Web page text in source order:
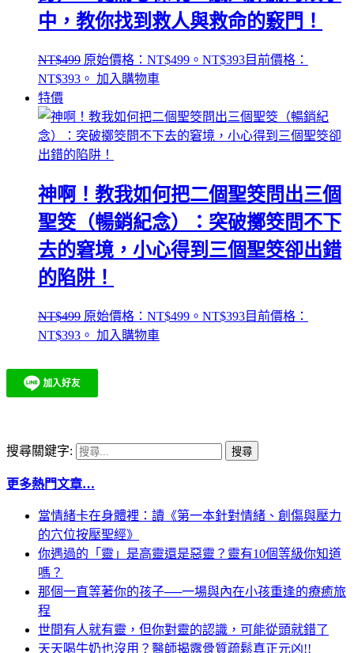
中，教你找到救人與救命的竅門！
NT$499 原始價格：NT$499。 NT$393目前價格：
NT$393。 加入購物車
特價
神啊！教我如何把二個聖筊問出三個
聖筊（暢銷紀念）：突破擲筊問不下
去的窘境，小心得到三個聖筊卻出錯
的陷阱！
NT$499 原始價格：NT$499。 NT$393目前價格：
NT$393。 加入購物車
搜尋關鍵字:
更多熱門文章…
當情緒卡在身體裡：讀《第一本針對情緒、創傷與壓力
的穴位按壓聖經》
你遇過的「靈」是高靈還是惡靈？靈有10個等級你知道
嗎？
那個一直等著你的孩子──一場與內在小孩重逢的療癒旅
程
世間有人就有靈，但你對靈的認識，可能從頭就錯了
天天喝牛奶也沒用？醫師揭露骨質疏鬆真正元凶!!